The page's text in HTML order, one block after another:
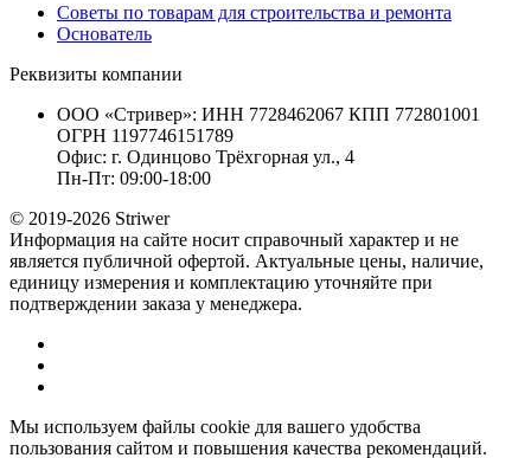
Советы по товарам для строительства и ремонта
Основатель
Реквизиты компании
ООО «Стривер»: ИНН 7728462067 КПП 772801001
ОГРН 1197746151789
Офис: г. Одинцово Трёхгорная ул., 4
Пн-Пт: 09:00-18:00
© 2019-2026 Striwer
Информация на сайте носит справочный характер и не
является публичной офертой. Актуальные цены, наличие,
единицу измерения и комплектацию уточняйте при
подтверждении заказа у менеджера.
Мы используем файлы cookie для вашего удобства
пользования сайтом и повышения качества рекомендаций.